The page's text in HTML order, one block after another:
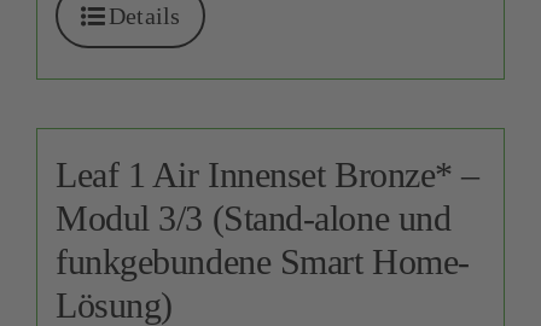
Details
Leaf 1 Air Innenset Bronze* –
Modul 3/3 (Stand-alone und
funkgebundene Smart Home-
Lösung)